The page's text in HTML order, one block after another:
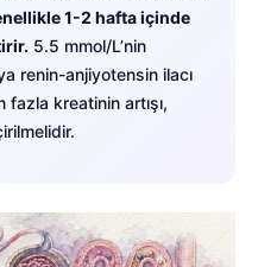
1-2 hafta içinde
5.5 mmol/L’nin
renin-anjiyotensin ilacı
fazla kreatinin artışı,